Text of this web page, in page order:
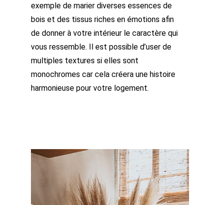
exemple de marier diverses essences de
bois et des tissus riches en émotions afin
de donner à votre intérieur le caractère qui
vous ressemble. Il est possible d’user de
multiples textures si elles sont
monochromes car cela créera une histoire
harmonieuse pour votre logement.